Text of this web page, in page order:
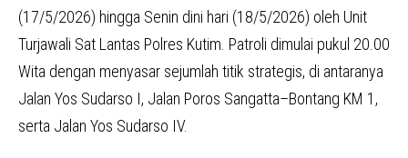
(17/5/2026) hingga Senin dini hari (18/5/2026) oleh Unit
Turjawali Sat Lantas Polres Kutim. Patroli dimulai pukul 20.00
Wita dengan menyasar sejumlah titik strategis, di antaranya
Jalan Yos Sudarso I, Jalan Poros Sangatta–Bontang KM 1,
serta Jalan Yos Sudarso IV.